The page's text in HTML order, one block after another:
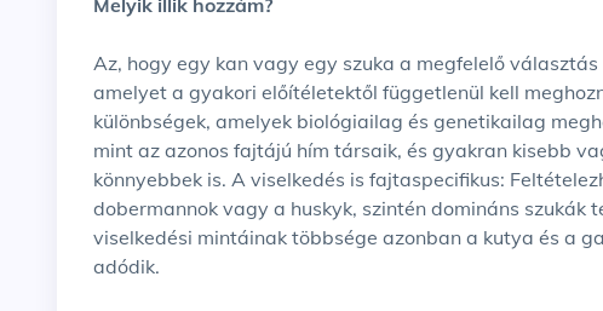
Melyik illik hozzám?
Az, hogy egy kan vagy egy szuka a megfelelő
amelyet a gyakori előítéletektől függetlenül kell
különbségek, amelyek biológiailag és genetikailag
mint az azonos fajtájú hím társaik, és gyakran kisebb
könnyebbek is. A viselkedés is fajtaspecifikus:
dobermannok vagy a huskyk, szintén domináns szukák
viselkedési mintáinak többsége azonban a kutya és a
adódik.